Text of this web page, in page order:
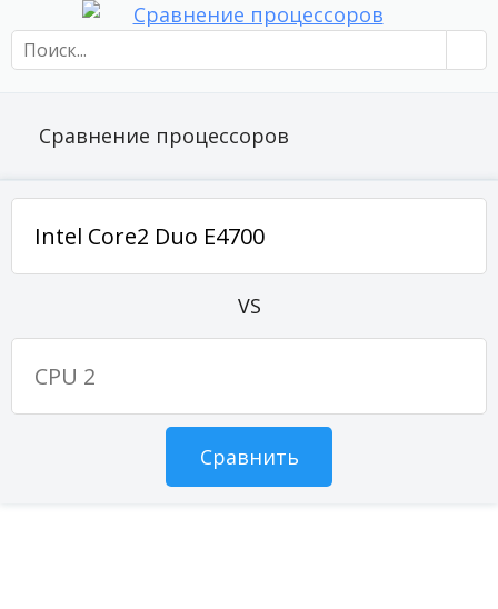
Сравнение процессоров
VS